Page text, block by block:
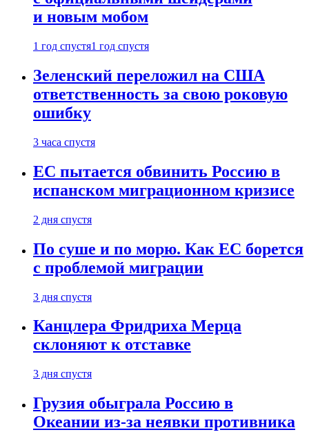
и новым мобом
1 год спустя1 год спустя
Зеленский переложил на США
ответственность за свою роковую
ошибку
3 часа спустя
ЕС пытается обвинить Россию в
испанском миграционном кризисе
2 дня спустя
По суше и по морю. Как ЕС борется
с проблемой миграции
3 дня спустя
Канцлера Фридриха Мерца
склоняют к отставке
3 дня спустя
Грузия обыграла Россию в
Океании из-за неявки противника